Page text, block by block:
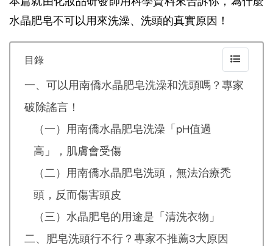
水晶肥皂不可以用來洗澡、洗頭的真實原因！
目錄
一、可以用南僑水晶肥皂洗澡和洗頭嗎？專家
破除謠言！
（一）用南僑水晶肥皂洗澡「pH值過
高」，肌膚會受傷
（二）用南僑水晶肥皂洗頭，無法治療禿
頭，反而傷害頭皮
（三）水晶肥皂的用途是「清洗衣物」
二、肥皂洗頭行不行？專家不推薦3大原因